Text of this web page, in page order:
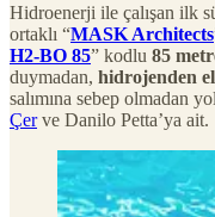
Hidroenerji ile çalışan ilk
ortaklı “MASK Architects
H2-BO 85” kodlu 85
duymadan, hidrojenden
salımına sebep olmadan
Çerve Danilo Petta’ya ait.